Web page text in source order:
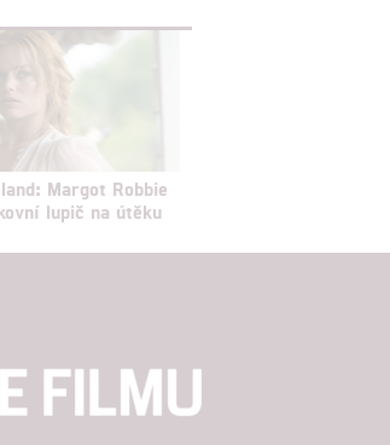
Margot Robbie
lupič na útěku